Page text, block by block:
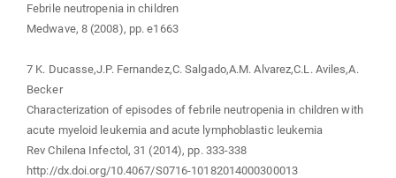
Febrile neutropenia in children
Medwave, 8 (2008), pp. e1663
7 K. Ducasse,J.P. Fernandez,C. Salgado,A.M. Alvarez,C.L. Aviles,A.
Becker
Characterization of episodes of febrile neutropenia in children with
acute myeloid leukemia and acute lymphoblastic leukemia
Rev Chilena Infectol, 31 (2014), pp. 333-338
http://dx.doi.org/10.4067/S0716-10182014000300013